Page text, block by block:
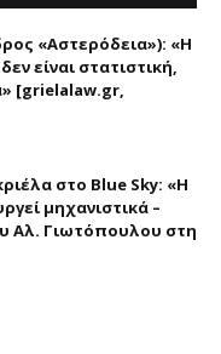
«Αστερόδεια»): «Η
είναι στατιστική,
[grielalaw.gr,
στο Blue Sky: «Η
μηχανιστικά –
Αλ. Γιωτόπουλου στη